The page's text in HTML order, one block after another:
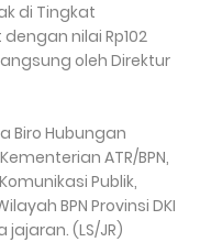
di Tingkat
nilai Rp102
oleh Direktur
Biro Hubungan
ATR/BPN,
Publik,
BPN Provinsi DKI
jajaran. (LS/JR)